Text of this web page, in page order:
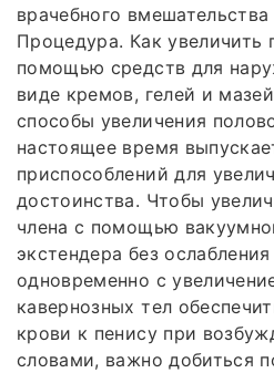
врачебного
Процедура. Как увеличить
помощью средств для
виде кремов, гелей и
способы увеличения
настоящее время
приспособлений для
достоинства. Чтобы
члена с помощью
экстендера без
одновременно с
кавернозных тел
крови к пенису при
словами, важно добиться